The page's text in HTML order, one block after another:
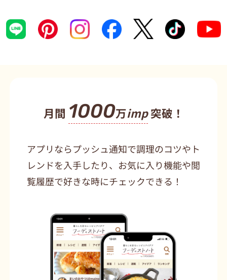
月間 1000万imp突破！
アプリならプッシュ通知で調理のコツやト
レンドを入手したり、お気に入り機能や閲
覧履歴で好きな時にチェックできる！